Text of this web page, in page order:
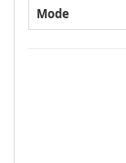
Mode